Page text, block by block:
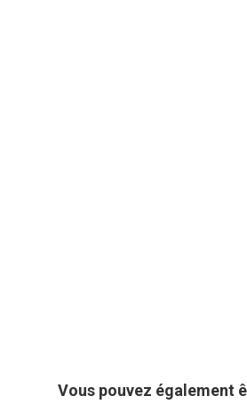
Vous pouvez également